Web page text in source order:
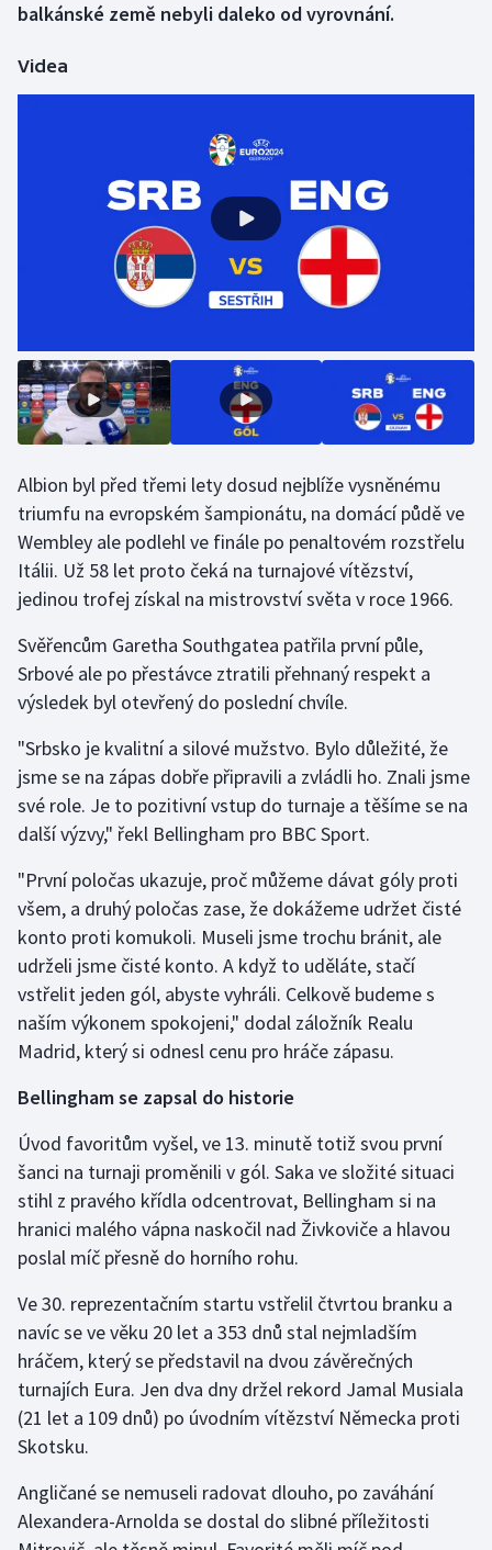
Futsal
Golf
Lezení
Lyže a snowboard
Moderní pětiboj
Motorsport
Olympijské hry
Parasport
Plavání
Plážový volejbal
Ragby
Rychlostní kanoistika
Short track
Sportovní střelba
Veslování
Vodní slalom
Ostatní
balkánské země nebyli daleko od vyrovnání.
Videa
Albion byl před třemi lety dosud nejblíže vysněnému
triumfu na evropském šampionátu, na domácí půdě ve
Wembley ale podlehl ve finále po penaltovém rozstřelu
Itálii. Už 58 let proto čeká na turnajové vítězství,
jedinou trofej získal na mistrovství světa v roce 1966.
Svěřencům Garetha Southgatea patřila první půle,
Srbové ale po přestávce ztratili přehnaný respekt a
výsledek byl otevřený do poslední chvíle.
"Srbsko je kvalitní a silové mužstvo. Bylo důležité, že
jsme se na zápas dobře připravili a zvládli ho. Znali jsme
své role. Je to pozitivní vstup do turnaje a těšíme se na
další výzvy," řekl Bellingham pro BBC Sport.
"První poločas ukazuje, proč můžeme dávat góly proti
všem, a druhý poločas zase, že dokážeme udržet čisté
konto proti komukoli. Museli jsme trochu bránit, ale
udrželi jsme čisté konto. A když to uděláte, stačí
vstřelit jeden gól, abyste vyhráli. Celkově budeme s
naším výkonem spokojeni," dodal záložník Realu
Madrid, který si odnesl cenu pro hráče zápasu.
Bellingham se zapsal do historie
Úvod favoritům vyšel, ve 13. minutě totiž svou první
šanci na turnaji proměnili v gól. Saka ve složité situaci
stihl z pravého křídla odcentrovat, Bellingham si na
hranici malého vápna naskočil nad Živkoviče a hlavou
poslal míč přesně do horního rohu.
Ve 30. reprezentačním startu vstřelil čtvrtou branku a
navíc se ve věku 20 let a 353 dnů stal nejmladším
hráčem, který se představil na dvou závěrečných
turnajích Eura. Jen dva dny držel rekord Jamal Musiala
(21 let a 109 dnů) po úvodním vítězství Německa proti
Skotsku.
Angličané se nemuseli radovat dlouho, po zaváhání
Alexandera-Arnolda se dostal do slibné příležitosti